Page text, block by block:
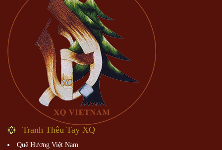
Tranh Thêu Tay XQ
Quê Hương Việt Nam